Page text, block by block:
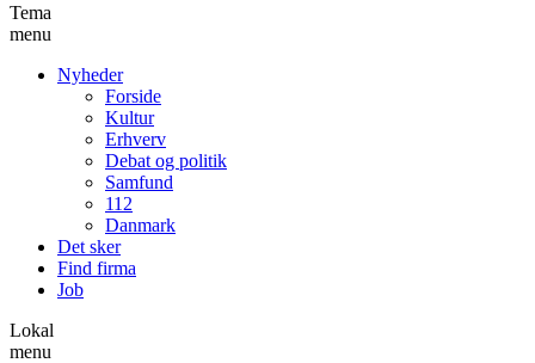
Tema
menu
Nyheder
Forside
Kultur
Erhverv
Debat og politik
Samfund
112
Danmark
Det sker
Find firma
Job
Lokal
menu